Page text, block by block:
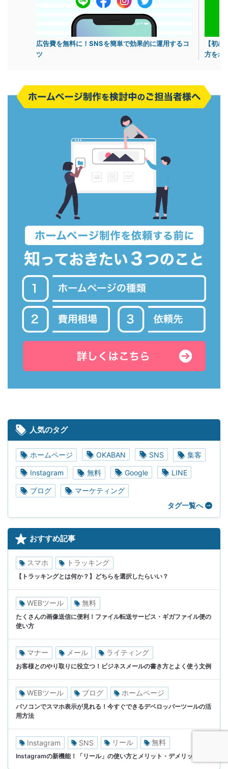
広告費を無料に！SNSを簡単で効果的に運用するコ
ツ
【初
方をわ
人気のタグ
ホームページ OKABAN SNS 集客
Instagram 無料 Google LINE
ブログ
マーケティング
タグ一覧へ
おすすめ記事
スマホ トラッキング
【トラッキングとは何か？】どちらを選択したらいい？
WEBツール 無料
たくさんの画像送信に便利！ファイル転送サービス・ギガファイル便の
使い方
マナー メール ライティング
お客様とのやり取りに役立つ！ビジネスメールの書き方とよく使う文例
WEBツール ブログ ホームページ
パソコンでスマホ表示が見れる！今すぐできるデベロッパーツールの活
用方法
Instagram SNS リール 無料
Instagramの新機能！「リール」の使い方とメリット・デメリット